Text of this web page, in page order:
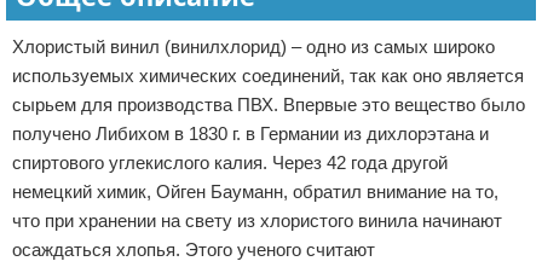
Хлористый винил (винилхлорид) – одно из самых широко
используемых химических соединений, так как оно является
сырьем для производства ПВХ. Впервые это вещество было
получено Либихом в 1830 г. в Германии из дихлорэтана и
спиртового углекислого калия. Через 42 года другой
немецкий химик, Ойген Бауманн, обратил внимание на то,
что при хранении на свету из хлористого винила начинают
осаждаться хлопья. Этого ученого считают